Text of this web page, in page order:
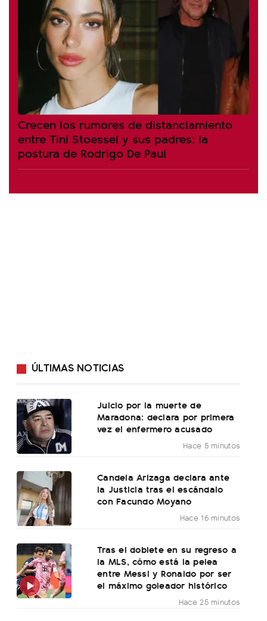
Crecen los rumores de distanciamiento
entre Tini Stoessel y sus padres: la
postura de Rodrigo De Paul
ÚLTIMAS NOTICIAS
Juicio por la muerte de
Maradona: declara por primera
vez el enfermero acusado
Hace 5 minutos
Candela Arizaga declara ante
la Justicia tras el escándalo
con Facundo Moyano
Hace 16 minutos
Tras el doblete en su regreso a
la MLS, cómo está la pelea
entre Messi y Ronaldo por ser
el máximo goleador histórico
Hace 25 minutos